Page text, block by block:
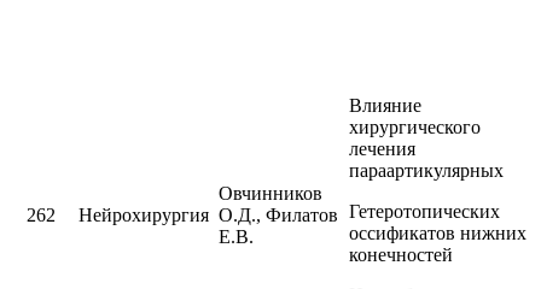
262 Нейрохирургия
Овчинников
О.Д., Филатов
Е.В.
Влияние
хирургического
лечения
параартикулярных
Гетеротопических
оссификатов нижних
конечностей